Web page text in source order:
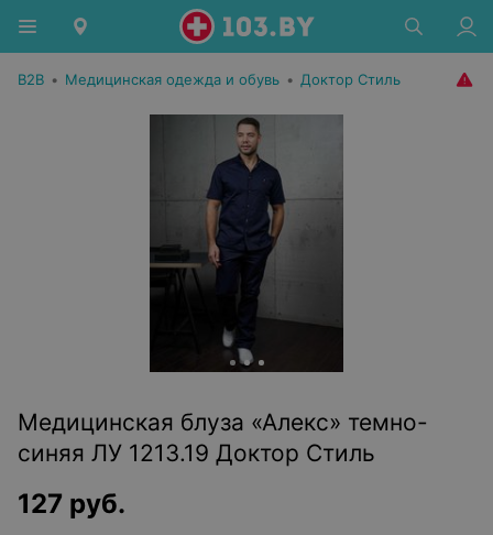
B2B • Медицинская одежда и обувь • Доктор Стиль
Медицинская блуза «Алекс» темно-
синяя ЛУ 1213.19 Доктор Стиль
127 руб.